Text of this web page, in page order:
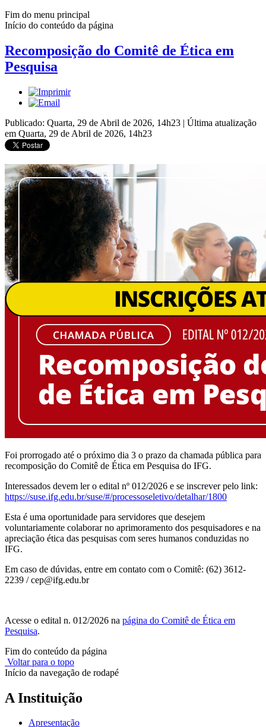
Fim do menu principal
Início do conteúdo da página
Recomposição do Comitê de Ética em
Pesquisa
Publicado: Quarta, 29 de Abril de 2026, 14h23 | Última atualização
em Quarta, 29 de Abril de 2026, 14h23
Foi prorrogado até o próximo dia 3 o prazo da chamada pública para
recomposição do Comitê de Ética em Pesquisa do IFG.
Interessados devem ler o edital nº 012/2026 e se inscrever pelo link:
https://suse.ifg.edu.br/suse/#/processoseletivo/detalhar/1800
Esta é uma oportunidade para servidores que desejem
voluntariamente colaborar no aprimoramento dos pesquisadores e na
apreciação ética das pesquisas com seres humanos conduzidas no
IFG.
Em caso de dúvidas, entre em contato com o Comitê: (62) 3612-
2239 / cep@ifg.edu.br
Acesse o edital n. 012/2026 na página do Comitê de Ética em
Pesquisa.
Fim do conteúdo da página
Voltar para o topo
Início da navegação de rodapé
A Instituição
Apresentação